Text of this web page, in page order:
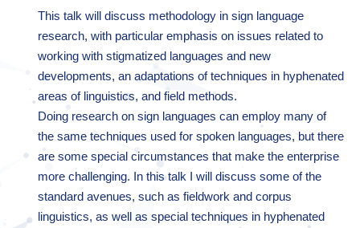
This talk will discuss methodology in sign language
research, with particular emphasis on issues related to
working with stigmatized languages and new
developments, an adaptations of techniques in hyphenated
areas of linguistics, and field methods.
Doing research on sign languages can employ many of
the same techniques used for spoken languages, but there
are some special circumstances that make the enterprise
more challenging. In this talk I will discuss some of the
standard avenues, such as fieldwork and corpus
linguistics, as well as special techniques in hyphenated